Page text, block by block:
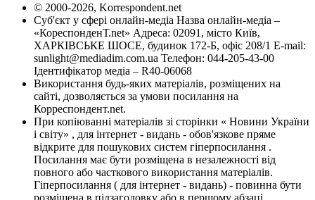
© 2000-2026, Korrespondent.net
Суб'єкт у сфері онлайн-медіа Назва онлайн-медіа –
«КореспонденТ.net» Адреса: 02091, місто Київ,
ХАРКІВСЬКЕ ШОСЕ, будинок 172-Б, офіс 208/1 E-mail:
sunlight@mediadim.com.ua Телефон: 044-205-43-00
Ідентифікатор медіа – R40-06068
Використання будь-яких матеріалів, розміщених на
сайті, дозволяється за умови посилання на
Корреспондент.net.
При копіюванні матеріалів зі сторінки « Новини України
і світу» , для інтернет - видань - обов'язкове пряме
відкрите для пошукових систем гіперпосилання .
Посилання має бути розміщена в незалежності від
повного або часткового використання матеріалів.
Гіперпосилання ( для інтернет - видань) - повинна бути
розміщена в підзаголовку або в першому абзаці